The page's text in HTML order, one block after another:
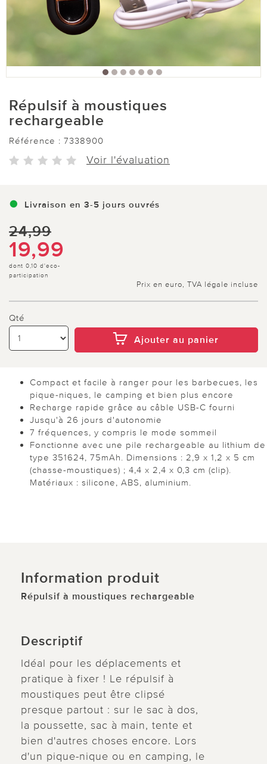
Répulsif à moustiques
rechargeable
Référence : 7338900
Voir l'évaluation
Livraison en 3-5 jours ouvrés
24,99
19,99
dont 0,10 d'eco-
participation
Prix en euro, TVA légale incluse
Qté
Ajouter au panier
Compact et facile à ranger pour les barbecues, les
pique-niques, le camping et bien plus encore
Recharge rapide grâce au câble USB-C fourni
Jusqu'à 26 jours d'autonomie
7 fréquences, y compris le mode sommeil
Fonctionne avec une pile rechargeable au lithium de
type 351624, 75mAh. Dimensions : 2,9 x 1,2 x 5 cm
(chasse-moustiques) ; 4,4 x 2,4 x 0,3 cm (clip).
Matériaux : silicone, ABS, aluminium.
Information produit
Répulsif à moustiques rechargeable
Descriptif
Idéal pour les déplacements et
pratique à fixer ! Le répulsif à
moustiques peut être clipsé
presque partout : sur le sac à dos,
la poussette, sac à main, tente et
bien d'autres choses encore. Lors
d'un pique-nique ou en camping, le